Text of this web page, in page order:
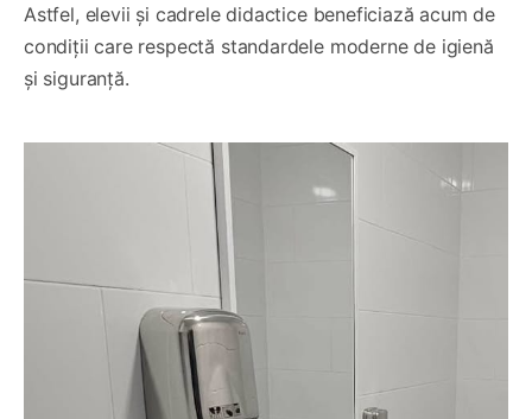
Astfel, elevii și cadrele didactice beneficiază acum de
condiții care respectă standardele moderne de igienă
și siguranță.